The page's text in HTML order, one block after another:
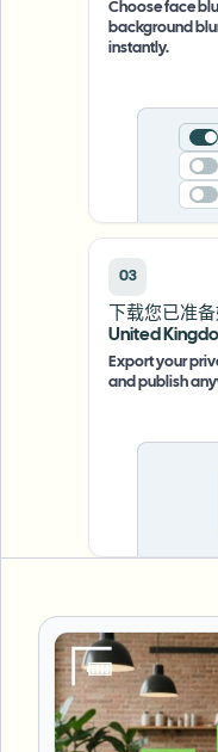
Choose face
background
instantly.
03
下载您已准
United
Export your
and publish